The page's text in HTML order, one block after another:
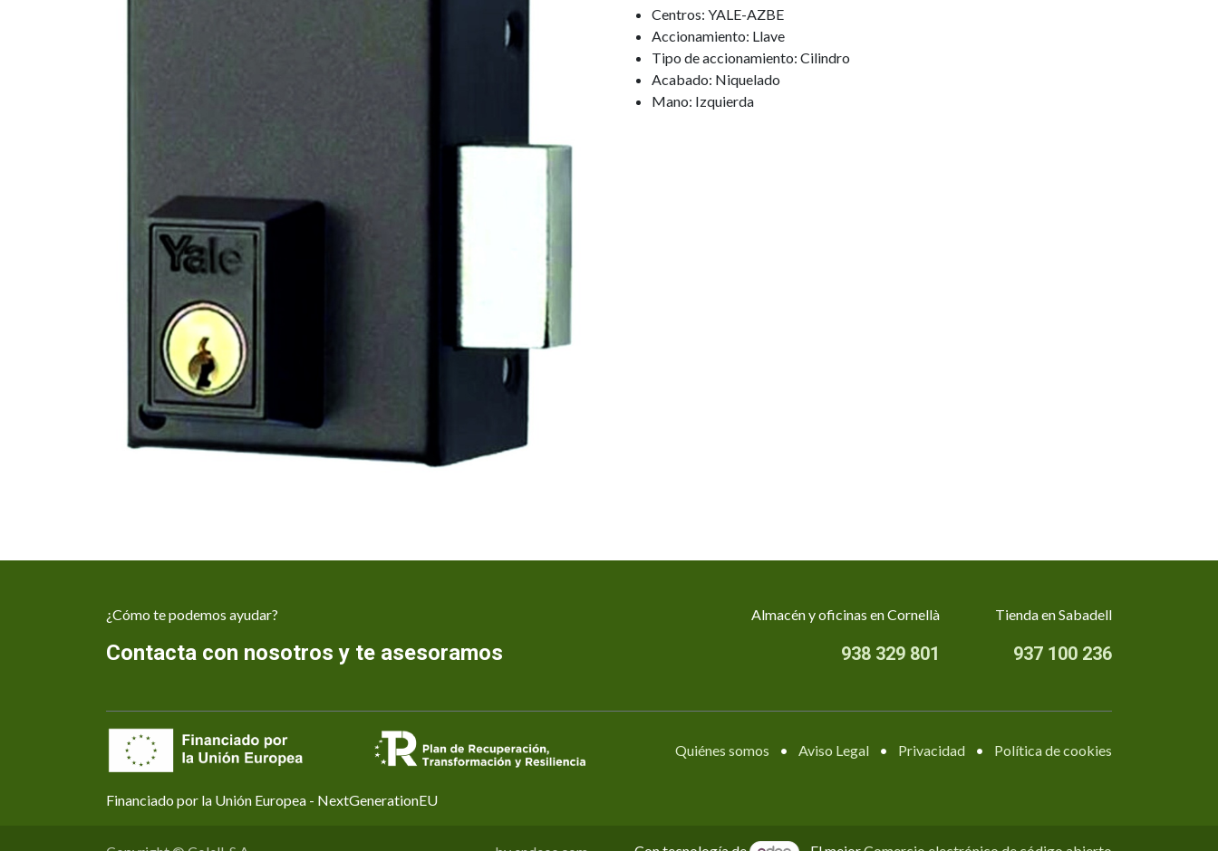
Centros: YALE-AZBE
Accionamiento: Llave
Tipo de accionamiento: Cilindro
Acabado: Niquelado
Mano: Izquierda
¿Cómo te podemos ayudar?
Contacta con nosotros y te asesoramos
Almacén y oficinas en Cornellà
938 329 801
Tienda en Sabadell
937 100 236
Quiénes somos • Aviso Legal • Privacidad • Política de cookies
Financiado por la Unión Europea - NextGenerationEU